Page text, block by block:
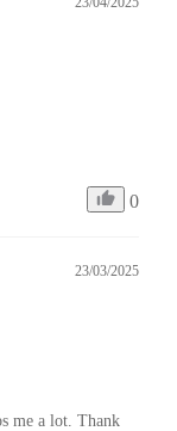
0
23/03/2025
me a lot. Thank